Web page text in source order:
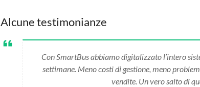
Alcune testimonianze
Con SmartBus abbiamo digitalizzato l’intero
settimane. Meno costi di gestione, meno
vendite. Un vero salto di